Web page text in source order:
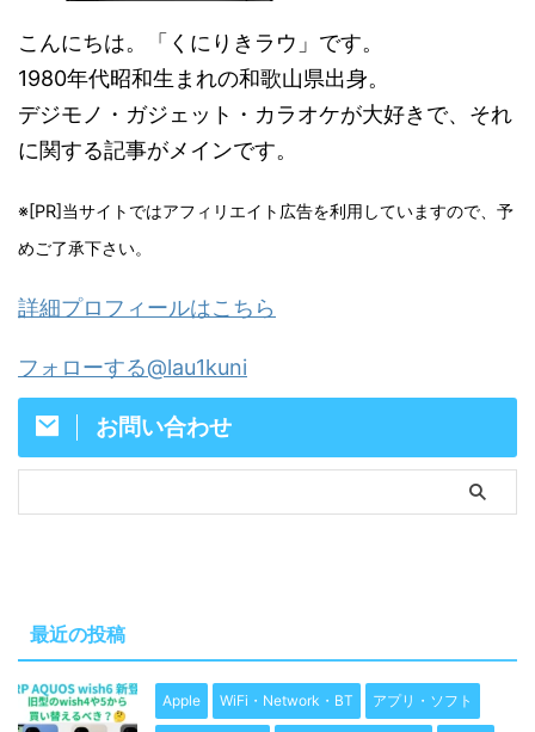
こんにちは。「くにりきラウ」です。
1980年代昭和生まれの和歌山県出身。
デジモノ・ガジェット・カラオケが大好きで、それ
に関する記事がメインです。
※[PR]当サイトではアフィリエイト広告を利用していますので、予
めご了承下さい。
詳細プロフィールはこちら
フォローする@lau1kuni
お問い合わせ
最近の投稿
Apple WiFi・Network・BT アプリ・ソフト